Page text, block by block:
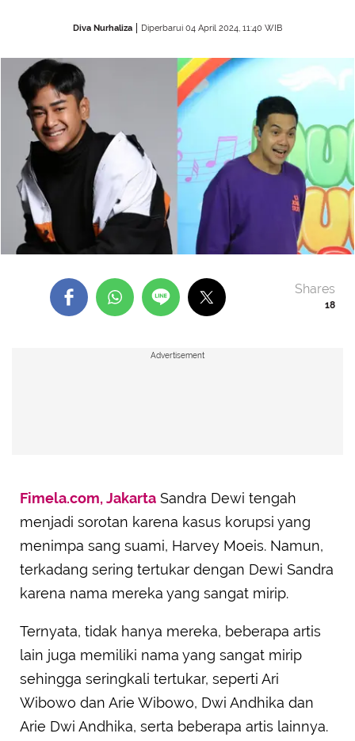
Diva Nurhaliza Diperbarui 04 April 2024, 11:40 WIB
18
Shares
Advertisement
Fimela.com, Jakarta Sandra Dewi tengah
menjadi sorotan karena kasus korupsi yang
menimpa sang suami, Harvey Moeis. Namun,
terkadang sering tertukar dengan Dewi Sandra
karena nama mereka yang sangat mirip.
Ternyata, tidak hanya mereka, beberapa artis
lain juga memiliki nama yang sangat mirip
sehingga seringkali tertukar, seperti Ari
Wibowo dan Arie Wibowo, Dwi Andhika dan
Arie Dwi Andhika, serta beberapa artis lainnya.